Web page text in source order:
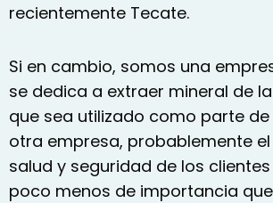
recientemente Tecate.
Si en cambio, somos una
se dedica a extraer mineral de
que sea utilizado como parte
otra empresa, probablemente
salud y seguridad de los
poco menos de importancia